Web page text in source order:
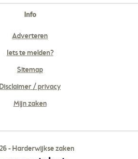
Info
Adverteren
Iets te melden?
Sitemap
/ privacy
Mijn zaken
- Harderwijkse zaken